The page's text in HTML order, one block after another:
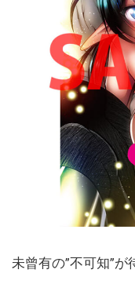
未曾有の”不可知”